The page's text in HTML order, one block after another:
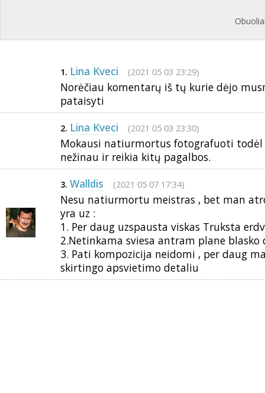
1. Lina Kveci (2021 05 03 23:29)
Norėčiau komentarų iš tų kurie dėjo
pataisyti
2. Lina Kveci (2021 05 03 23:30)
Mokausi natiurmortus fotografuoti
nežinau ir reikia kitų pagalbos.
3. Walldis (2021 05 07 17:34)
Nesu natiurmortu meistras , bet man
yra uz :
1. Per daug uzspausta viskas Truksta
2.Netinkama sviesa antram plane blasko
3. Pati kompozicija neidomi , per daug
skirtingo apsvietimo detaliu